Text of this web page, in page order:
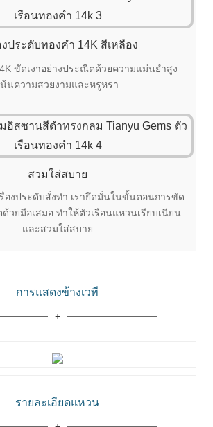
งประดับทองคำ 14K สีเหลือง
ขัดเงาอย่างประณีตด้วยความแม่นยำสูง
น้นความสวยงามและหรูหรา
สวมใส่สบาย
องประดับสั่งทำ เรายึดมั่นในขั้นตอนการขัด
วยมือเสมอ ทำให้ตัวเรือนแหวนเรียบเนียน
และสวมใส่สบาย
การแสดงข้างเวที
รายละเอียดแหวน